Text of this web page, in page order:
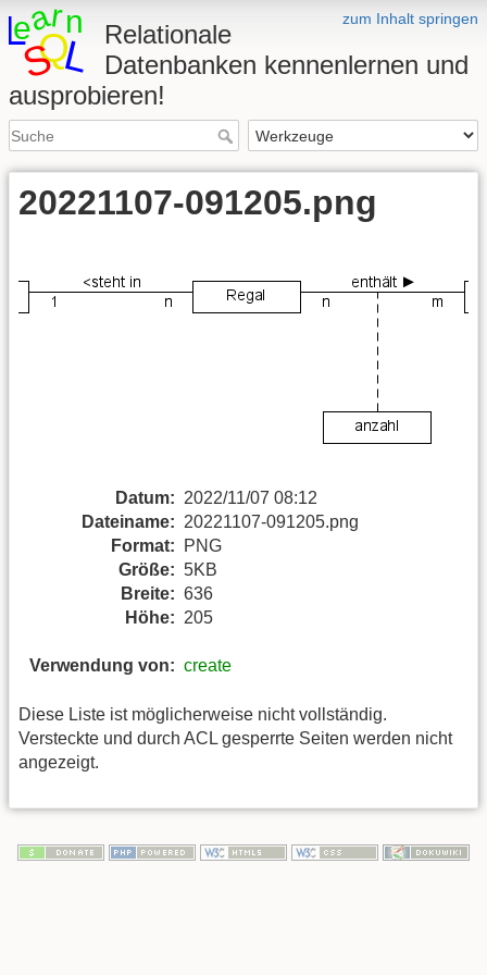
zum Inhalt springen
Relationale
Datenbanken kennenlernen und
ausprobieren!
20221107-091205.png
Datum: 2022/11/07 08:12
Dateiname: 20221107-091205.png
Format:
PNG
Größe: 5KB
Breite: 636
Höhe: 205
Verwendung von: create
Diese Liste ist möglicherweise nicht vollständig.
Versteckte und durch ACL gesperrte Seiten werden nicht
angezeigt.